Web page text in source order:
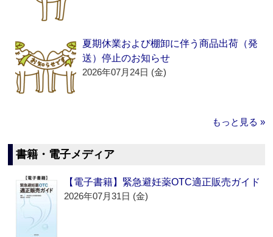
夏期休業および棚卸に伴う商品出荷（発
送）停止のお知らせ
2026年07月24日 (金)
もっと見る »
書籍・電子メディア
【電子書籍】緊急避妊薬OTC適正販売ガイド
2026年07月31日 (金)